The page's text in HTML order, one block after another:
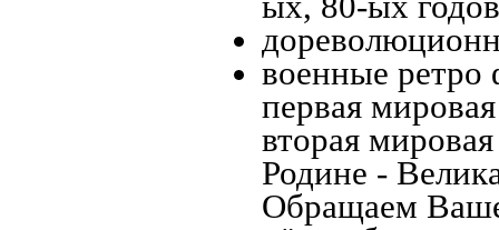
военные ретро
первая
вторая
Родине -
Обращаем